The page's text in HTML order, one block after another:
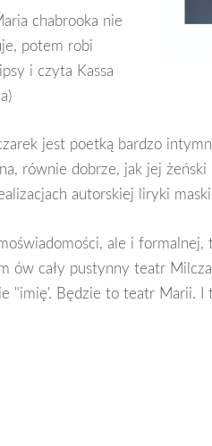
chabrooka nie
potem robi
i czyta Kassa
jest poetką bardzo
równie dobrze, jak jej
autorskiej liryki
ale i
ów cały pustynny teatr
"imię'. Będzie to teatr Marii. I